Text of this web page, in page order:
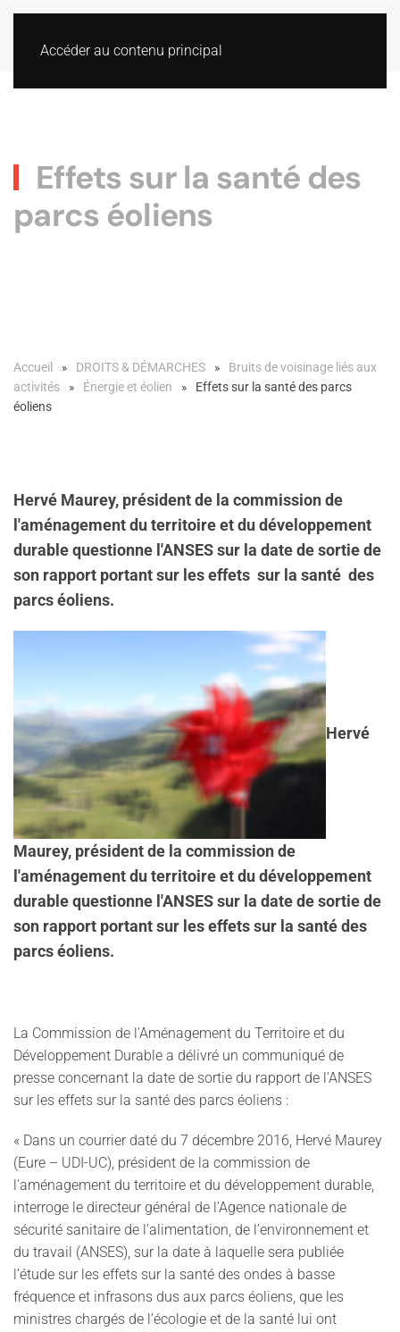
Accéder au contenu principal
Effets sur la santé des
parcs éoliens
Accueil DROITS & DÉMARCHES
Bruits de voisinage liés aux
activités
Énergie et éolien
Effets sur la santé des parcs
éoliens
Hervé Maurey, président de la commission de
l'aménagement du territoire et du développement
durable questionne l'ANSES sur la date de sortie de
son rapport portant sur les effets sur la santé des
parcs éoliens.
Hervé
Maurey, président de la commission de
l'aménagement du territoire et du développement
durable questionne l'ANSES sur la date de sortie de
son rapport portant sur les effets sur la santé des
parcs éoliens.
La Commission de l'Aménagement du Territoire et du
Développement Durable a délivré un communiqué de
presse concernant la date de sortie du rapport de l’ANSES
sur les effets sur la santé des parcs éoliens :
« Dans un courrier daté du 7 décembre 2016, Hervé Maurey
(Eure – UDI-UC), président de la commission de
l'aménagement du territoire et du développement durable,
interroge le directeur général de l’Agence nationale de
sécurité sanitaire de l’alimentation, de l’environnement et
du travail (ANSES), sur la date à laquelle sera publiée
l’étude sur les effets sur la santé des ondes à basse
fréquence et infrasons dus aux parcs éoliens, que les
ministres chargés de l’écologie et de la santé lui ont